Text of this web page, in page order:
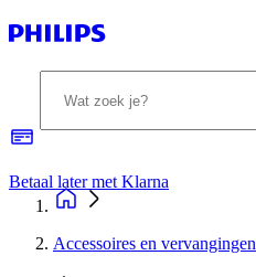
Betaal later met Klarna
Accessoires en vervangingen